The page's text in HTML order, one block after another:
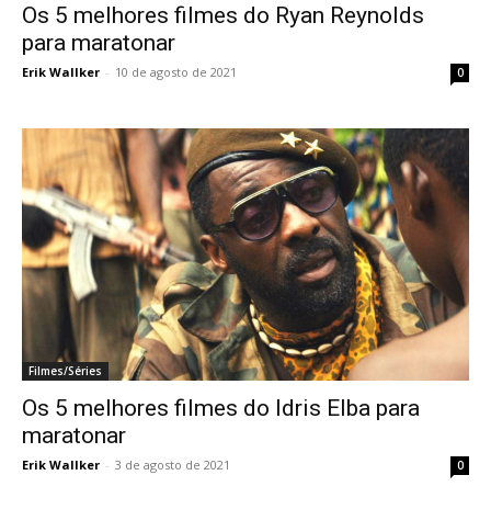
Os 5 melhores filmes do Ryan Reynolds
para maratonar
Erik Wallker - 10 de agosto de 2021 0
Filmes/Séries
Os 5 melhores filmes do Idris Elba para
maratonar
Erik Wallker - 3 de agosto de 2021 0